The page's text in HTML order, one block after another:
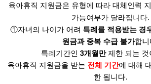
육아휴직 지원금은 유형에 따라 대체인력
가능여부가 달라집니다.
①자녀의 나이가 어려 특례를 적용받는 경
원금과 중복 수급 불가합니
특례기간인 3개월만제한 되는 것
육아휴직 지원금을 받는 전체 기간에 대해
한 됩니다.